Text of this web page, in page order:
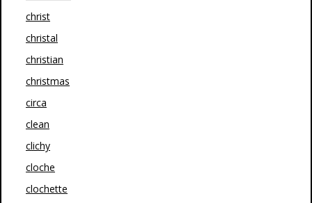
christ
christal
christian
christmas
circa
clean
clichy
cloche
clochette